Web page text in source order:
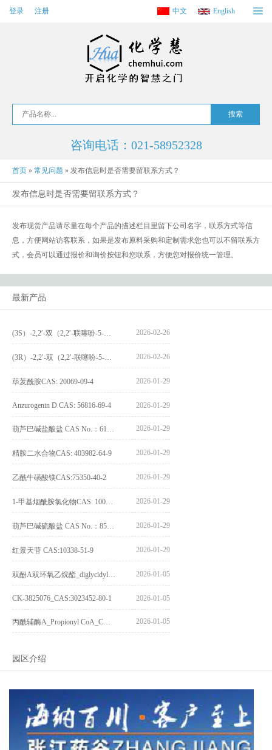
登录 注册 中文 English
咨询电话：021-58952328
首页 » 常见问题 » 发布信息时是否需要留联系方式？
发布信息时是否需要留联系方式？
发布现货产品请尽量在每个产品的描述栏目里留下公司名字，联系方式等信
息，方便网站访客联系，如果是发布原料采购和定制需求您也可以不留联系方
式，会员可以通过报价和询价按钮和您联系，方便您对报价统一管理。
最新产品
2026-02-26
2026-02-26
荜茇酰胺CAS: 20069-09-4 2026-01-29
Anzurogenin D CAS: 56816-69-4 2026-01-29
2026-01-29
精胺二水合物CAS: 403982-64-9 2026-01-29
乙酰牛磺酸镁CAS:75350-40-2 2026-01-29
2026-01-29
2026-01-29
红景天苷 CAS:10338-51-9 2026-01-29
2026-01-05
CK-3825076_CAS:3023452-80-1 2026-01-05
2026-01-05
园区介绍